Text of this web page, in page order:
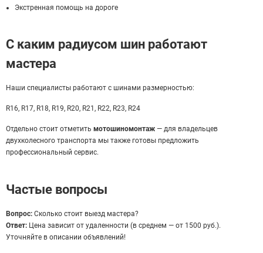
Экстренная помощь на дороге
С каким радиусом шин работают
мастера
Наши специалисты работают с шинами размерностью:
R16, R17, R18, R19, R20, R21, R22, R23, R24
Отдельно стоит отметить мотошиномонтаж — для владельцев
двухколесного транспорта мы также готовы предложить
профессиональный сервис.
Частые вопросы
Вопрос: Сколько стоит выезд мастера?
Ответ: Цена зависит от удаленности (в среднем — от 1500 руб.).
Уточняйте в описании объявлений!